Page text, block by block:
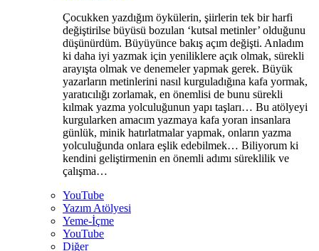
Çocukken yazdığım öykülerin, şiirlerin tek bir harfi
değiştirilse büyüsü bozulan ‘kutsal metinler’ olduğunu
düşünürdüm. Büyüyünce bakış açım değişti. Anladım
ki daha iyi yazmak için yeniliklere açık olmak, sürekli
arayışta olmak ve denemeler yapmak gerek. Büyük
yazarların metinlerini nasıl kurguladığına kafa yormak,
yaratıcılığı zorlamak, en önemlisi de bunu sürekli
kılmak yazma yolculuğunun yapı taşları… Bu atölyeyi
kurgularken amacım yazmaya kafa yoran insanlara
günlük, minik hatırlatmalar yapmak, onların yazma
yolculuğunda onlara eşlik edebilmek… Biliyorum ki
kendini geliştirmenin en önemli adımı süreklilik ve
çalışma…
YouTube
Yazım Atölyesi
Yeme-İçme
YouTube
Diğer